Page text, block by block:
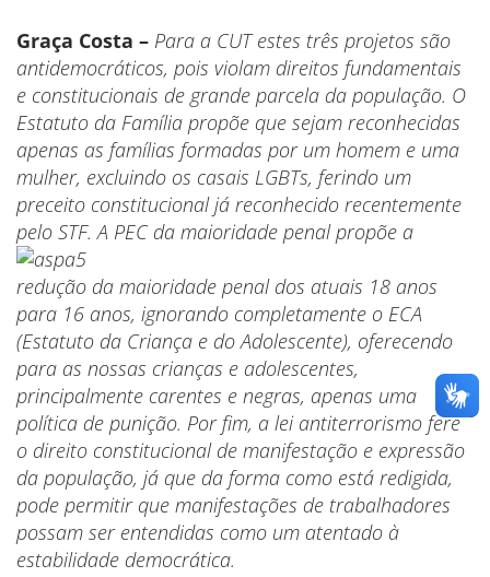
Graça Costa – Para a CUT estes três projetos são
antidemocráticos, pois violam direitos fundamentais
e constitucionais de grande parcela da população. O
Estatuto da Família propõe que sejam reconhecidas
apenas as famílias formadas por um homem e uma
mulher, excluindo os casais LGBTs, ferindo um
preceito constitucional já reconhecido recentemente
pelo STF. A PEC da maioridade penal propõe a
redução da maioridade penal dos atuais 18 anos
para 16 anos, ignorando completamente o ECA
(Estatuto da Criança e do Adolescente), oferecendo
para as nossas crianças e adolescentes,
principalmente carentes e negras, apenas uma
política de punição. Por fim, a lei antiterrorismo fere
o direito constitucional de manifestação e expressão
da população, já que da forma como está redigida,
pode permitir que manifestações de trabalhadores
possam ser entendidas como um atentado à
estabilidade democrática.